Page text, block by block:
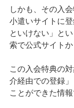
しかも、その入
小遣いサイトに
といけない」と
索で公式サイトか
この入会特典の
介経由での登録
ことができた情